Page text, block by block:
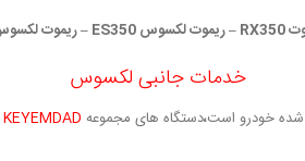
خدمات جانبی لکسوس
شده خودرو است،دستگاه های مجموعه KEYEMDAD